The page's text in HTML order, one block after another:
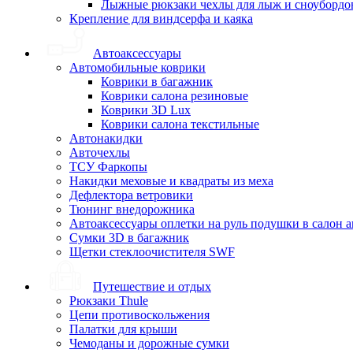
Лыжные рюкзаки чехлы для лыж и
Крепление для виндсерфа и каяка
Автоаксессуары
Автомобильные коврики
Коврики в багажник
Коврики салона резиновые
Коврики 3D Lux
Коврики салона текстильные
Автонакидки
Авточехлы
ТСУ Фаркопы
Накидки меховые и квадраты из меха
Дефлектора ветровики
Тюнинг внедорожника
Автоаксессуары оплетки на руль подушки в салон
Сумки 3D в багажник
Щетки стеклоочистителя SWF
Путешествие и отдых
Рюкзаки Thule
Цепи противоскольжения
Палатки для крыши
Чемоданы и дорожные сумки